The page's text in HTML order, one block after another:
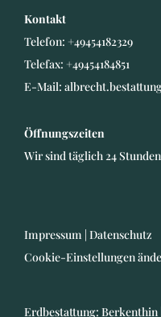
Kontakt
Telefon: +49454182329
Telefax: +49454184851
E-Mail:
Öffnungszeiten
Wir sind täglich 24
Impressum | Datenschutz
Cookie-Einstellungen
Erdbestattung: Berkenthin